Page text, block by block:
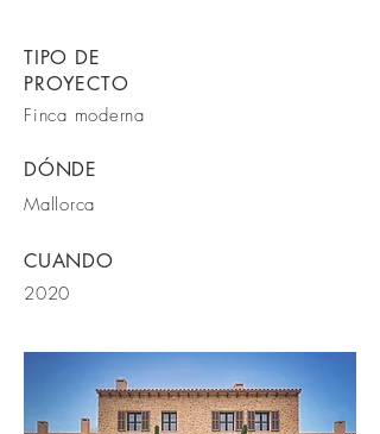
TIPO DE
PROYECTO
Finca moderna
DÓNDE
Mallorca
CUANDO
2020